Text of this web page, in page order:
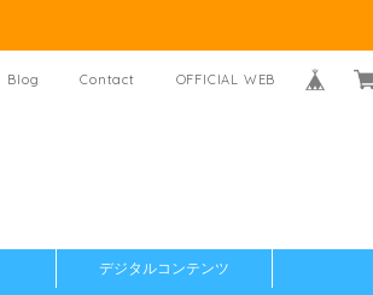
Blog Contact OFFICIAL WEB
デジタルコンテンツ